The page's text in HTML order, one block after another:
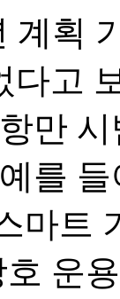
계획
다고
만
를
마트
운